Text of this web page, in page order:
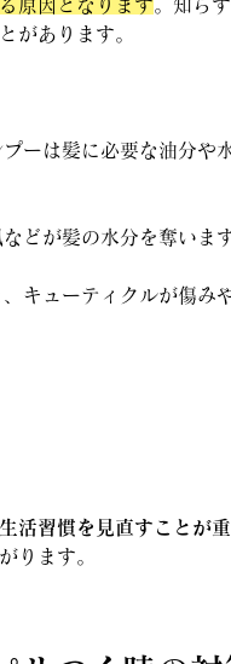
原因となります。知ら
があります。
ーは髪に必要な油分や
どが髪の水分を奪います
キューティクルが傷み
活習慣を見直すことが重
ります。